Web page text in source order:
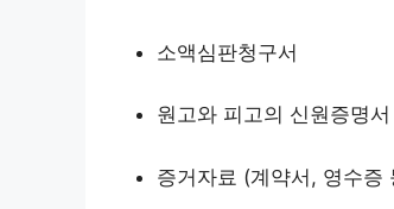
소액심판청구서
원고와 피고의 신원증명서
증거자료 (계약서, 영수증